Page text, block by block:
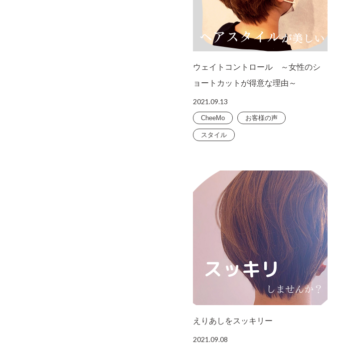
ウェイトコントロール ～女性のシ
ョートカットが得意な理由～
2021.09.13
CheeMo お客様の声
スタイル
えりあしをスッキリー
2021.09.08